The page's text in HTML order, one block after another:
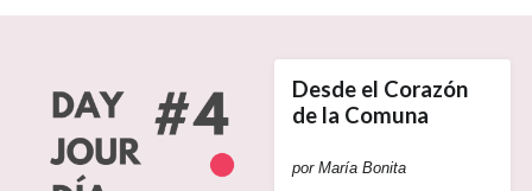
Desde el Corazón
de la Comuna
por María Bonita